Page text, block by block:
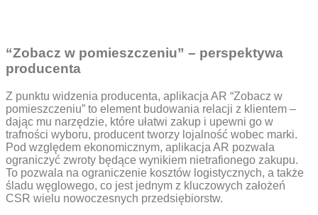
“Zobacz w pomieszczeniu” – perspektywa
producenta
Z punktu widzenia producenta, aplikacja AR “Zobacz w
pomieszczeniu” to element budowania relacji z klientem –
dając mu narzędzie, które ułatwi zakup i upewni go w
trafności wyboru, producent tworzy lojalność wobec marki.
Pod względem ekonomicznym, aplikacja AR pozwala
ograniczyć zwroty będące wynikiem nietrafionego zakupu.
To pozwala na ograniczenie kosztów logistycznych, a także
śladu węglowego, co jest jednym z kluczowych założeń
CSR wielu nowoczesnych przedsiębiorstw.